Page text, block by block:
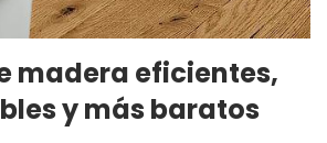
madera eficientes,
y más baratos